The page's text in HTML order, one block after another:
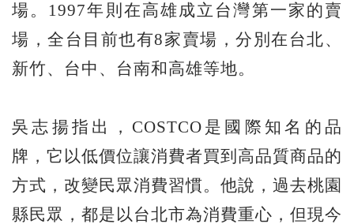
場。1997年則在高雄成立台灣第一家的賣
場，全台目前也有8家賣場，分別在台北、
新竹、台中、台南和高雄等地。
吳志揚指出，COSTCO是國際知名的品
牌，它以低價位讓消費者買到高品質商品的
方式，改變民眾消費習慣。他說，過去桃園
縣民眾，都是以台北市為消費重心，但現今